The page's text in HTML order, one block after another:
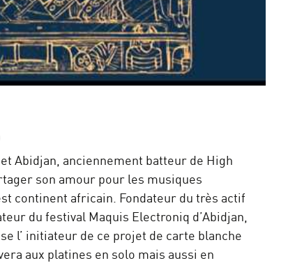
Abidjan, anciennement batteur de High
son amour pour les musiques
continent africain. Fondateur du très actif
du festival Maquis Electroniq d’Abidjan,
l’ initiateur de ce projet de carte blanche
aux platines en solo mais aussi en